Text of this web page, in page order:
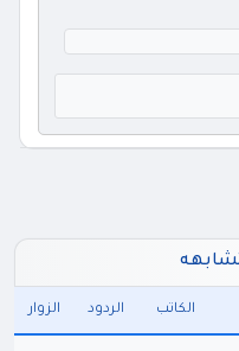
الكاتب الردود الزوار